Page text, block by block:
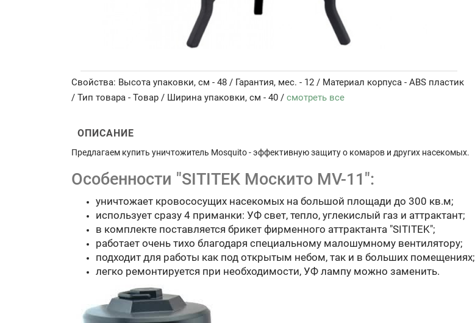
Свойства: Высота упаковки, см - 48 / Гарантия, мес. - 12 / Материал корпуса - ABS пластик
/ Тип товара - Товар / Ширина упаковки, см - 40 / смотреть все
ОПИСАНИЕ
Предлагаем купить уничтожитель Mosquito - эффективную защиту о комаров и других насекомых.
Особенности "SITITEK Москито MV-11":
уничтожает кровососущих насекомых на большой площади до 300 кв.м;
использует сразу 4 приманки: УФ свет, тепло, углекислый газ и аттрактант;
в комплекте поставляется брикет фирменного аттрактанта "SITITEK";
работает очень тихо благодаря специальному малошумному вентилятору;
подходит для работы как под открытым небом, так и в больших помещениях;
легко ремонтируется при необходимости, УФ лампу можно заменить.